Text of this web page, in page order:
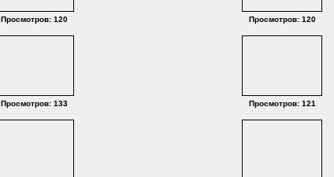
Просмотров: 120 Просмотров: 120
Просмотров: 133 Просмотров: 121